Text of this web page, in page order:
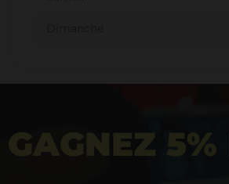
GAGNEZ 5%